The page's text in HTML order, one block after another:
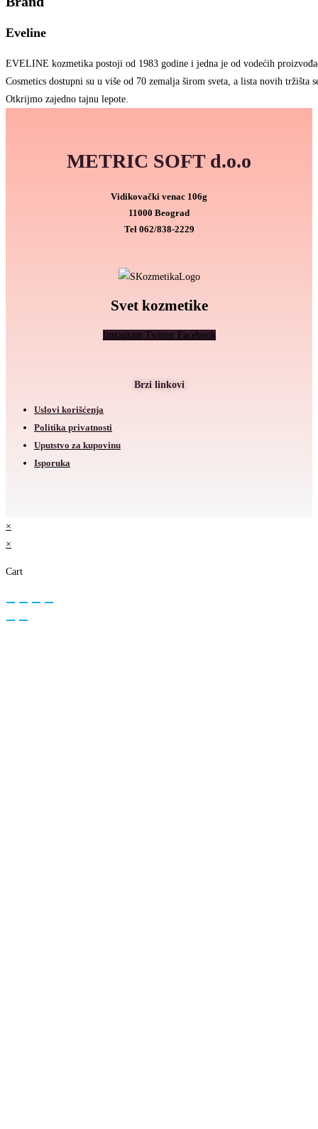
Eveline
EVELINE kozmetika postoji od 1983 godine i jedna je od vodećih
Cosmetics dostupni su u više od 70 zemalja širom sveta, a lista novih tržišta
Otkrijmo zajedno tajnu lepote.
METRIC SOFT d.o.o
Vidikovački venac 106g
11000 Beograd
Tel 062/838-2229
Svet kozmetike
Instagram Twitter Facebook
Brzi linkovi
Uslovi korišćenja
Politika privatnosti
Uputstvo za kupovinu
Isporuka
×
×
Cart